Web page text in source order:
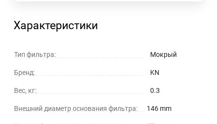
Характеристики
Тип фильтра: Мокрый
Бренд: KN
Вес, кг: 0.3
Внешний диаметр основания фильтра: 146 mm